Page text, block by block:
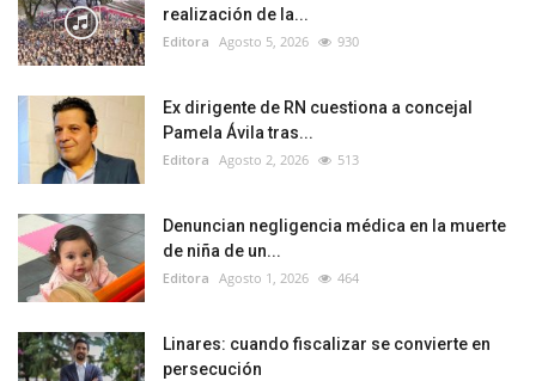
realización de la...
Editora Agosto 5, 2026 930
Ex dirigente de RN cuestiona a concejal
Pamela Ávila tras...
Editora Agosto 2, 2026 513
Denuncian negligencia médica en la muerte
de niña de un...
Editora Agosto 1, 2026 464
Linares: cuando fiscalizar se convierte en
persecución